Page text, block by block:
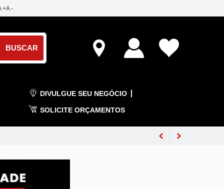
+A -
DIVULGUE SEU NEGÓCIO
SOLICITE ORÇAMENTOS